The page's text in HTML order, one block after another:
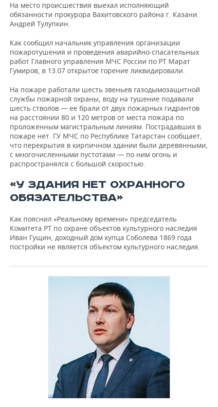
ВОДНЫЕ ВИДЫ СПОРТА
ХОККЕЙ С МЯЧОМ
ОБРАЗОВАНИЕ
ПРОИСШЕСТВИЯ
На место происшествия выехал исполняющий
обязанности прокурора Вахитовского района г. Казани
Андрей Тулупкин.
Как сообщил начальник управления организации
пожаротушения и проведения аварийно-спасательных
работ Главного управления МЧС России по РТ Марат
Гумиров, в 13.07 открытое горение ликвидировали.
На пожаре работали шесть звеньев газодымозащитной
службы пожарной охраны, воду на тушение подавали
шесть стволов — ее брали от двух пожарных гидрантов
на расстоянии 80 и 120 метров от места пожара по
проложенным магистральным линиям. Пострадавших в
пожаре нет. ГУ МЧС по Республике Татарстан сообщает,
что перекрытия в кирпичном здании были деревянными,
с многочисленными пустотами — по ним огонь и
распространялся с большой скоростью.
«У ЗДАНИЯ НЕТ ОХРАННОГО
ОБЯЗАТЕЛЬСТВА»
Как пояснил «Реальному времени» председатель
Комитета РТ по охране объектов культурного наследия
Иван Гущин, доходный дом купца Соболева 1869 года
постройки не является объектом культурного наследия.